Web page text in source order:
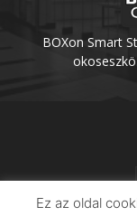
BOXon Smart
Ez az oldal